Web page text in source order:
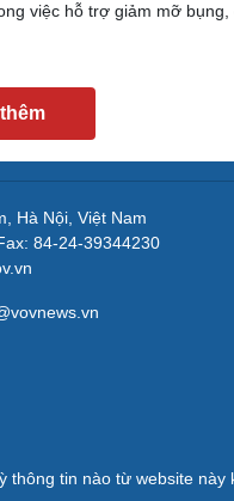
việc hỗ trợ giảm mỡ
Hà Nội, Việt Nam
84-24-39344230
thông tin nào từ website